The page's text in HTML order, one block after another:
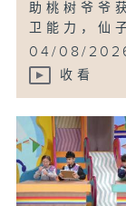
助桃树爷爷
卫能力，仙
04/08/
收看